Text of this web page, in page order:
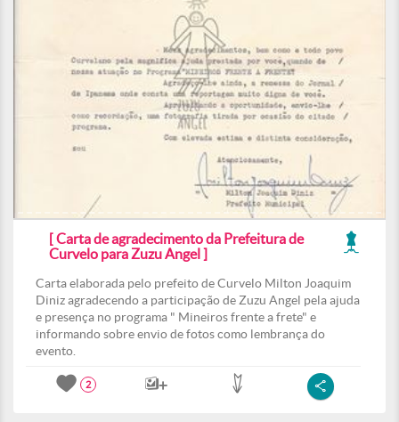
[ Carta de agradecimento da Prefeitura de
Curvelo para Zuzu Angel ]
Carta elaborada pelo prefeito de Curvelo Milton Joaquim
Diniz agradecendo a participação de Zuzu Angel pela ajuda
e presença no programa " Mineiros frente a frete" e
informando sobre envio de fotos como lembrança do
evento.
2